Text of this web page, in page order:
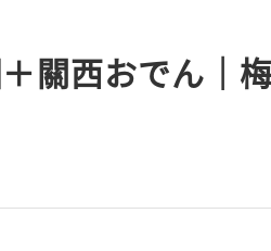
關西おでん｜